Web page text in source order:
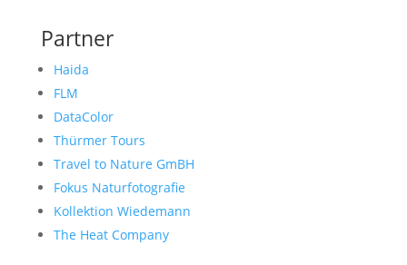
Partner
Haida
FLM
DataColor
Thürmer Tours
Travel to Nature GmBH
Fokus Naturfotografie
Kollektion Wiedemann
The Heat Company